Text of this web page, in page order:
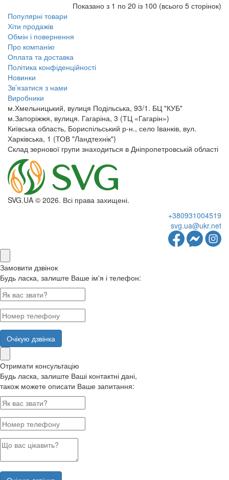
Показано з 1 по 20 із 100 (всього 5 сторінок)
Популярні товари
Хіти продажів
Обмін і повернення
Про компанію
Оплата та доставка
Політика конфіденційності
Новинки
Зв’язатися з нами
Виробники
м.Хмельницький, вулиця Подільська, 93/1. БЦ "КУБ"
м.Запоріжжя, вулиця. Гагаріна, 3 (ТЦ «Гагарін»)
Київська область, Бориспільський р-н., село Іванків, вул.
Харківська, 1 (ТОВ "Ландтехнік")
Склад зернової групи знаходиться в Дніпропетровській області
SVG.UA © 2026. Всі права захищені.
+380931004519
svg.ua@ukr.net
Замовити дзвінок
Будь ласка, залиште Ваше ім'я і телефон:
Очікую дзвінка
Отримати консультацію
Будь ласка, залиште Ваші контактні дані,
також можете описати Ваше запитання: